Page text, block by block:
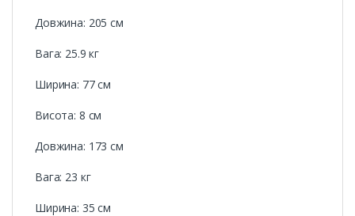
Довжина: 205 см
Вага: 25.9 кг
Ширина: 77 см
Висота: 8 см
Довжина: 173 см
Вага: 23 кг
Ширина: 35 см